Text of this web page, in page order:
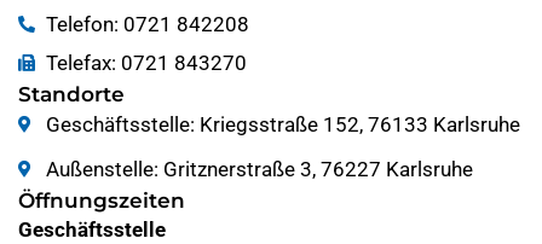
Telefon: 0721 842208
Telefax: 0721 843270
Standorte
Geschäftsstelle: Kriegsstraße 152, 76133 Karlsruhe
Außenstelle: Gritznerstraße 3, 76227 Karlsruhe
Öffnungszeiten
Geschäftsstelle